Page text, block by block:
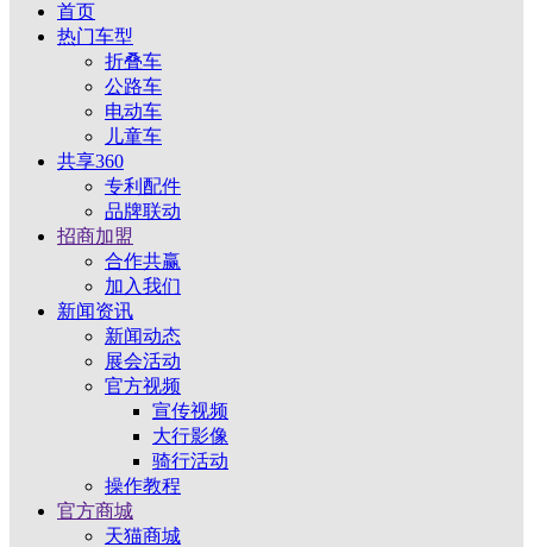
首页
热门车型
折叠车
公路车
电动车
儿童车
共享360
专利配件
品牌联动
招商加盟
合作共赢
加入我们
新闻资讯
新闻动态
展会活动
官方视频
宣传视频
大行影像
骑行活动
操作教程
官方商城
天猫商城